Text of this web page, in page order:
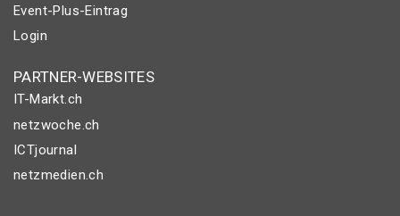
Event-Plus-Eintrag
Login
PARTNER-WEBSITES
IT-Markt.ch
netzwoche.ch
ICTjournal
netzmedien.ch